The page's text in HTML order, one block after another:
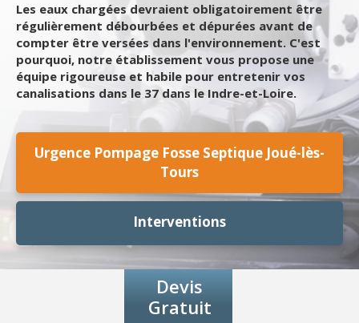
Les eaux chargées devraient obligatoirement être
régulièrement débourbées et dépurées avant de
compter être versées dans l'environnement. C'est
pourquoi, notre établissement vous propose une
équipe rigoureuse et habile pour entretenir vos
canalisations dans le 37 dans le Indre-et-Loire.
Urgence Pompage Fosse Septique Joué-lès-
Tours
Interventions
Devis
Gratuit